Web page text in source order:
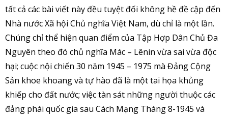
tất cả các bài viết này đều tuyệt đối không hề đề cập đến
Nhà nước Xã hội Chủ nghĩa Việt Nam, dù chỉ là một lần.
Chúng chỉ thể hiện quan điểm của Tập Hợp Dân Chủ Đa
Nguyên theo đó chủ nghĩa Mác – Lênin vừa sai vừa độc
hại; cuộc nội chiến 30 năm 1945 – 1975 mà Đảng Cộng
Sản khoe khoang và tự hào đã là một tai họa khủng
khiếp cho đất nước; việc tàn sát những người thuộc các
đảng phái quốc gia sau Cách Mạng Tháng 8-1945 và